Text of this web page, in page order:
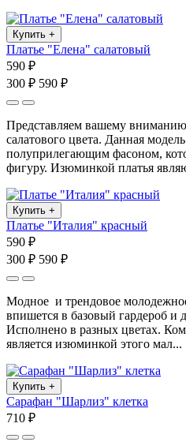
Купить +
Платье "Елена" салатовый
590 ₽
300 ₽ 590 ₽
Представляем вашему вниманию
салатового цвета. Данная
полуприлегающим фасоном,
фигуру. Изюминкой платья
Купить +
Платье "Италия" красный
590 ₽
300 ₽ 590 ₽
Модное и трендовое
впишется в базовый гардероб и
Исполнено в разных цветах.
является изюминкой этого мал...
Купить +
Сарафан "Шарлиз" клетка
710 ₽